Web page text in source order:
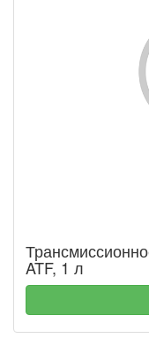
ATF, 1 л